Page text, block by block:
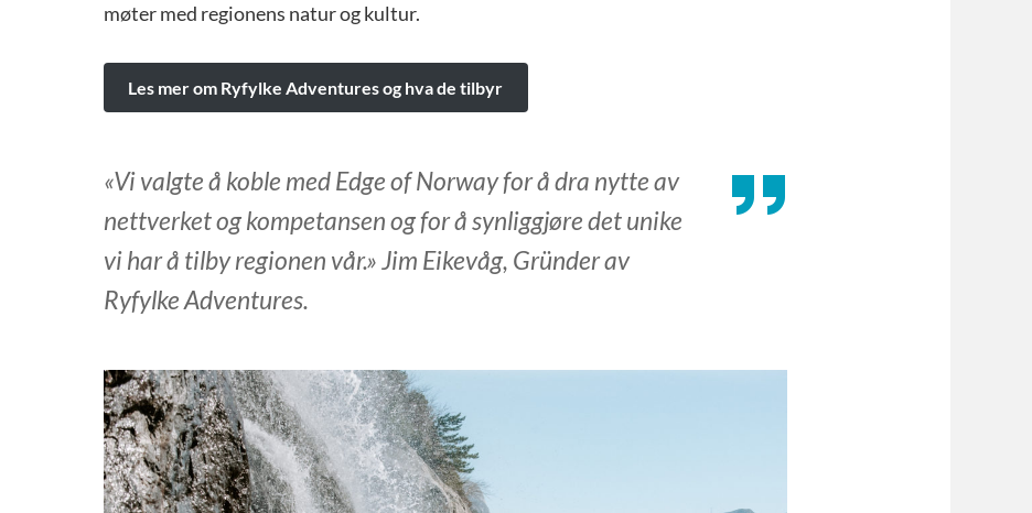
møter med regionens natur og kultur.
Les mer om Ryfylke Adventures og hva de tilbyr
«Vi valgte å koble med Edge of Norway for å dra nytte av
nettverket og kompetansen og for å synliggjøre det unike
vi har å tilby regionen vår.» Jim Eikevåg, Gründer av
Ryfylke Adventures.